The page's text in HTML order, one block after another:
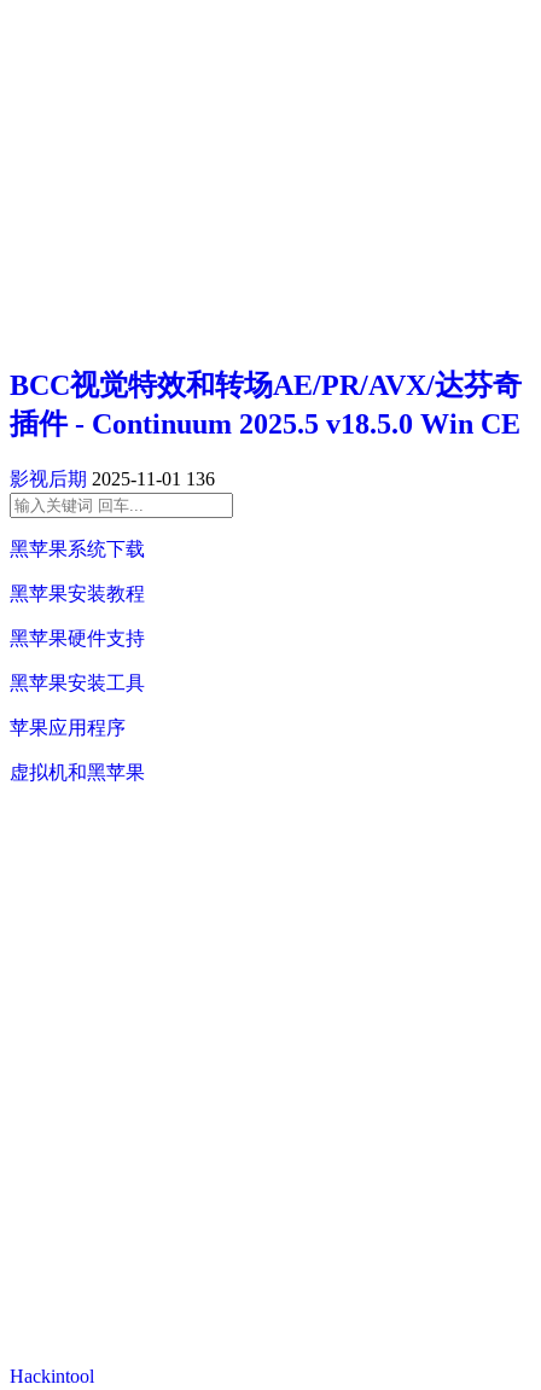
BCC视觉特效和转场AE/PR/AVX/达芬奇
插件 - Continuum 2025.5 v18.5.0 Win CE
影视后期 2025-11-01 136
黑苹果系统下载
黑苹果安装教程
黑苹果硬件支持
黑苹果安装工具
苹果应用程序
虚拟机和黑苹果
Hackintool